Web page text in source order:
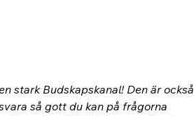
stark Budskapskanal! Den är också
så gott du kan på frågorna